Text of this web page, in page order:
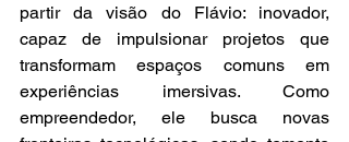
partir da visão do Flávio: inovador,
capaz de impulsionar projetos que
transformam espaços comuns em
experiências imersivas. Como
empreendedor, ele busca novas